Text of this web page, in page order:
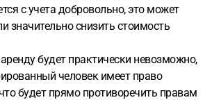
с учета добровольно, это может
значительно снизить стоимость
будет практически невозможно,
человек имеет право
будет прямо противоречить правам